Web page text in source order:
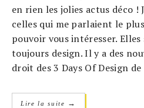
en rien les jolies actus déco !
celles qui me parlaient le
pouvoir vous intéresser.
toujours design. Il y a des
droit des 3 Days Of Design de
Lire la suite →